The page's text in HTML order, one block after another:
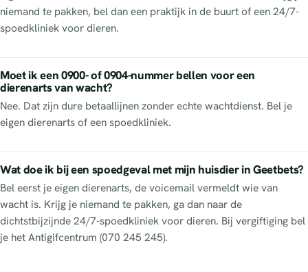
niemand te pakken, bel dan een praktijk in de buurt of een 24/7-
spoedkliniek voor dieren.
Moet ik een 0900- of 0904-nummer bellen voor een
dierenarts van wacht?
Nee. Dat zijn dure betaallijnen zonder echte wachtdienst. Bel je
eigen dierenarts of een spoedkliniek.
Wat doe ik bij een spoedgeval met mijn huisdier in Geetbets?
Bel eerst je eigen dierenarts, de voicemail vermeldt wie van
wacht is. Krijg je niemand te pakken, ga dan naar de
dichtstbijzijnde 24/7-spoedkliniek voor dieren. Bij vergiftiging bel
je het Antigifcentrum (070 245 245).